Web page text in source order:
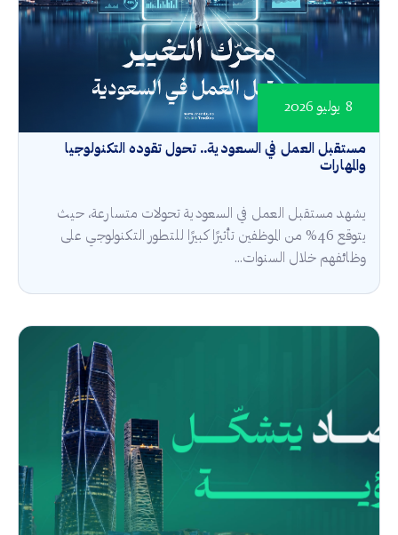
مستقبل العمل في السعودية.. تحول تقوده التكنولوجيا
والمهارات
8 يوليو 2026
يشهد مستقبل العمل في السعودية تحولات متسارعة، حيث
يتوقع 46% من الموظفين تأثيرًا كبيرًا للتطور التكنولوجي على
وظائفهم خلال السنوات...